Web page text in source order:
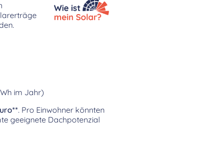
im Jahr)
. Pro Einwohner könnten
geeignete Dachpotenzial